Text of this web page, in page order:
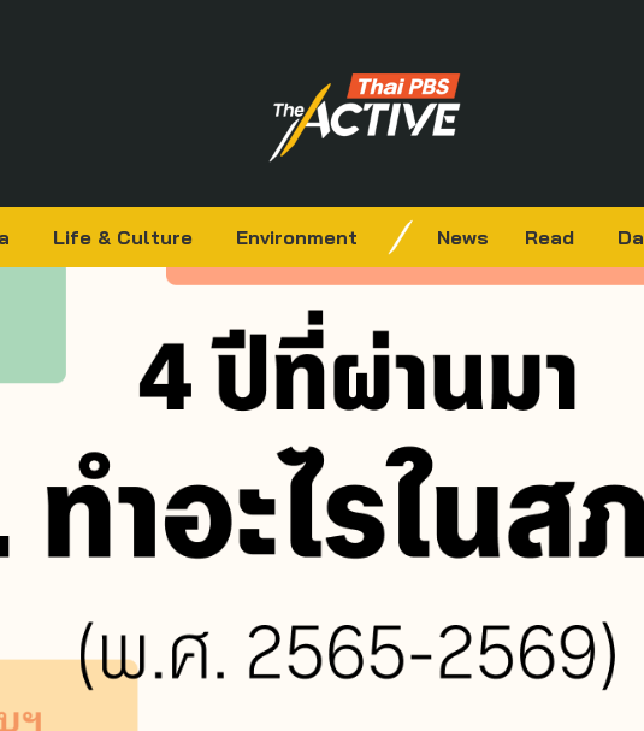
Life & Culture Environment News Read